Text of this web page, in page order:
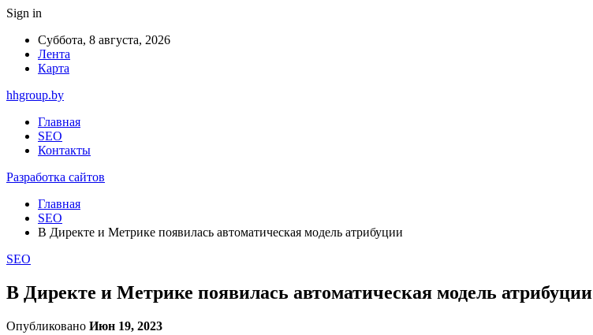
Sign in
Суббота, 8 августа, 2026
Лента
Карта
hhgroup.by
Главная
SEO
Контакты
Разработка сайтов
Главная
SEO
В Директе и Метрике появилась автоматическая модель атрибуции
SEO
В Директе и Метрике появилась автоматическая модель атрибуции
Опубликовано Июн 19, 2023